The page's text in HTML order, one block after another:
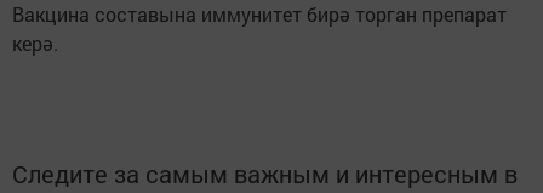
Вакцина составына иммунитет бирә торган препарат
керә.
Следите за самым важным и интересным в